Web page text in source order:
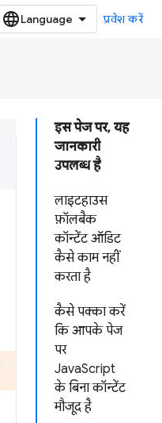
प्रवेश करें
इस पेज पर, यह
जानकारी
उपलब्ध है
लाइटहाउस
फ़ॉलबैक
कॉन्टेंट ऑडिट
कैसे काम नहीं
करता है
कैसे पक्का करें
कि आपके पेज
पर
JavaScript
के बिना कॉन्टेंट
मौजूद है